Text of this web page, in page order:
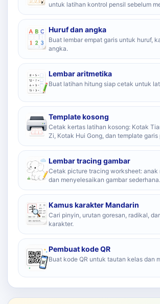
untuk latihan kontrol pensil sebelum
Huruf dan angka
Buat lembar empat garis untuk huruf,
angka.
Lembar aritmetika
Buat latihan hitung siap cetak untuk
Template kosong
Cetak kertas latihan kosong: Kotak
Zi, Kotak Hui Gong, dan template garis
Lembar tracing gambar
Cetak picture tracing worksheet: anak
dan menyelesaikan gambar sederhana.
Kamus karakter Mandarin
Cari pinyin, urutan goresan, radikal,
karakter.
Pembuat kode QR
Buat kode QR untuk tautan kelas dan